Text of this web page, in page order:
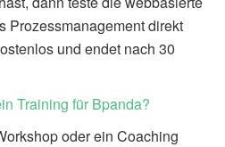
Prozessmanagement direkt
und endet nach 30
Training für Bpanda?
oder ein Coaching